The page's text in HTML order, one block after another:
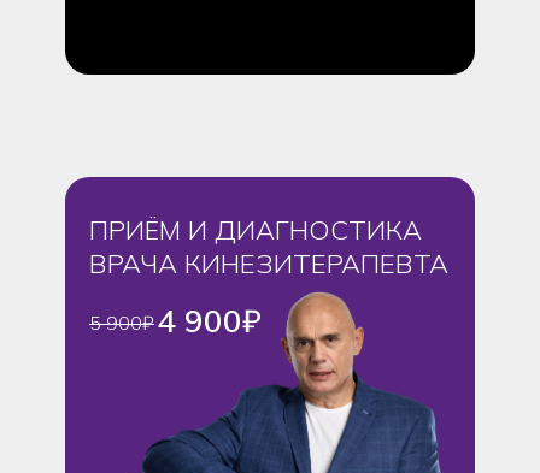
ПРИЁМ И ДИАГНОСТИКА
ВРАЧА КИНЕЗИТЕРАПЕВТА
4 900₽
5 900₽